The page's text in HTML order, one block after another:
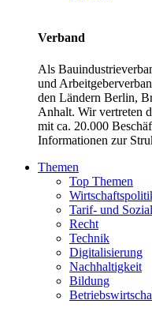
Verband
Als
und
den Ländern Berlin,
Anhalt. Wir vertreten
mit ca. 20.000
Informationen zur
Themen
Top Themen
Tarif- und
Recht
Technik
Digitalisierung
Nachhaltigkeit
Bildung